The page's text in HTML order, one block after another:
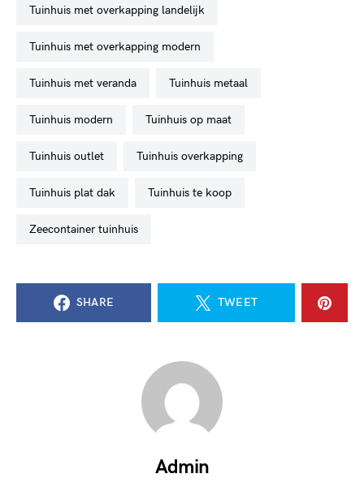
tuinhuis met overkapping landelijk
tuinhuis met overkapping modern
tuinhuis met veranda tuinhuis metaal
tuinhuis modern tuinhuis op maat
tuinhuis outlet tuinhuis overkapping
tuinhuis plat dak tuinhuis te koop
zeecontainer tuinhuis
SHARE TWEET
Admin